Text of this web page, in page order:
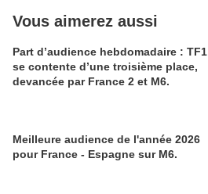
Vous aimerez aussi
Part d’audience hebdomadaire : TF1
se contente d’une troisième place,
devancée par France 2 et M6.
Meilleure audience de l'année 2026
pour France - Espagne sur M6.